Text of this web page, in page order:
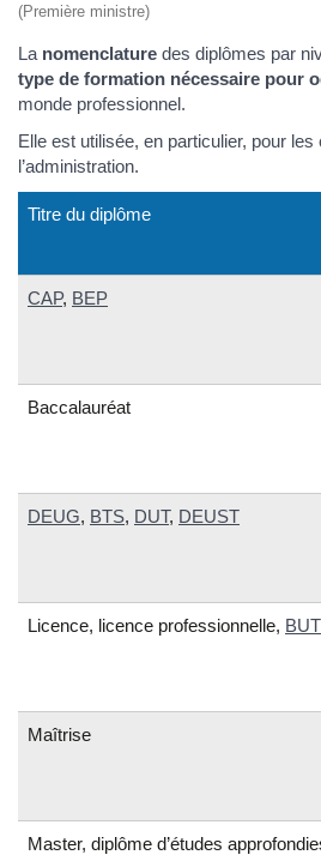
(Première ministre)
La nomenclature des diplômes par
type de formation nécessaire pour
monde professionnel.
Elle est utilisée, en particulier, pour
l’administration.
Titre du diplôme
CAP, BEP
Baccalauréat
DEUG, BTS, DUT, DEUST
Licence, licence professionnelle, BUT
Maîtrise
Master, diplôme d’études